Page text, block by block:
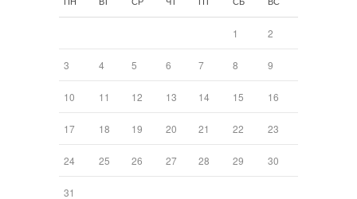
1 2
3 4 5 6 7 8 9
10 11 12 13 14 15 16
17 18 19 20 21 22 23
24 25 26 27 28 29 30
31